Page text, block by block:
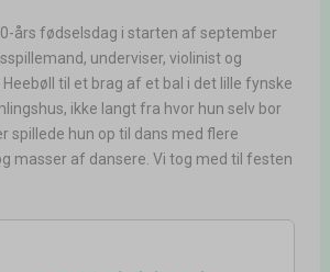
års fødselsdag i starten af september
underviser, violinist og
til et brag af et bal i det lille fynske
ikke langt fra hvor hun selv bor
spillede hun op til dans med flere
masser af dansere. Vi tog med til festen